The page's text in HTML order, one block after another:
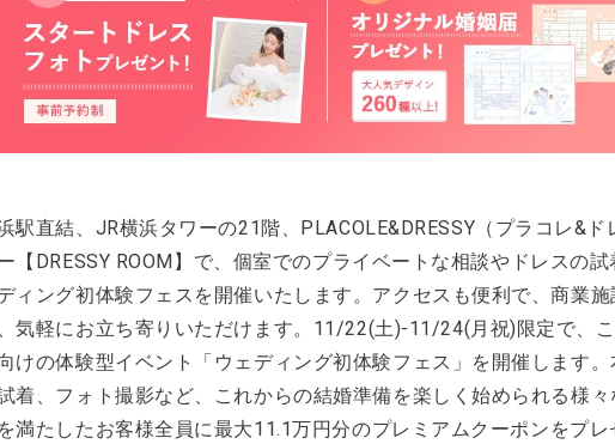
駅直結、JR横浜タワーの21階、PLACOLE&DRESSY（プラコレ&
【DRESSY ROOM】で、個室でのプライベートな相談やドレスの
ィング初体験フェスを開催いたします。アクセスも便利で、商業
気軽にお立ち寄りいただけます。11/22(土)-11/24(月祝)限定で、
けの体験型イベント「ウェディング初体験フェス」を開催します
着、フォト撮影など、これからの結婚準備を楽しく始められる様
満たしたお客様全員に最大11.1万円分のプレミアムクーポンをプレ